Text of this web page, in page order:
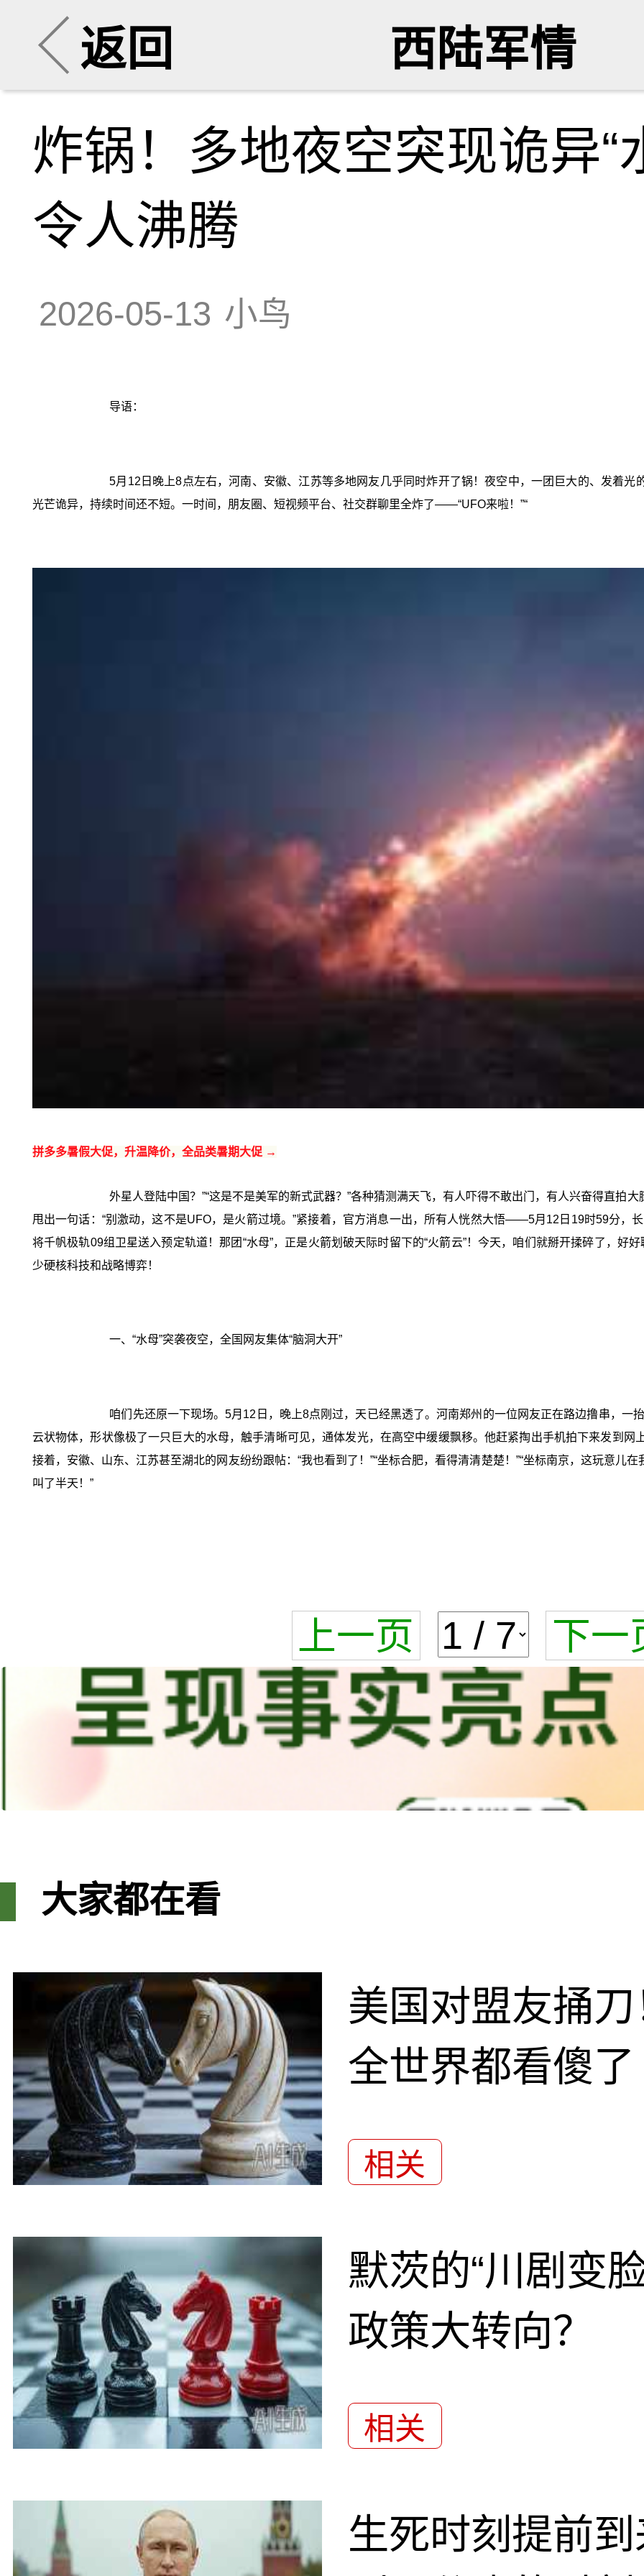
返回 西陆军情
炸锅！多地夜空突现诡异“
令人沸腾
2026-05-13 小鸟
导语：
5月12日晚上8点左右，河南、安徽、江苏等多地网友几乎同时炸开了锅！夜空中，一团巨大的、发着光
光芒诡异，持续时间还不短。一时间，朋友圈、短视频平台、社交群聊里全炸了——“UFO来啦！”“
拼多多暑假大促，升温降价，全品类暑期大促 →
外星人登陆中国？”“这是不是美军的新式武器？”各种猜测满天飞，有人吓得不敢出门，有人兴奋得直拍
甩出一句话：“别激动，这不是UFO，是火箭过境。”紧接着，官方消息一出，所有人恍然大悟——5月12日19时59分，
将千帆极轨09组卫星送入预定轨道！那团“水母”，正是火箭划破天际时留下的“火箭云”！今天，咱们就掰开揉碎了，好
少硬核科技和战略博弈！
一、“水母”突袭夜空，全国网友集体“脑洞大开”
咱们先还原一下现场。5月12日，晚上8点刚过，天已经黑透了。河南郑州的一位网友正在路边撸串，
云状物体，形状像极了一只巨大的水母，触手清晰可见，通体发光，在高空中缓缓飘移。他赶紧掏出手机拍下来发到网
接着，安徽、山东、江苏甚至湖北的网友纷纷跟帖：“我也看到了！”“坐标合肥，看得清清楚楚！”“坐标南京，这玩意儿
叫了半天！”
上一页 下一
大家都在看
美国对盟友捅
全世界都看傻了
相关
默茨的“川剧变
政策大转向？
相关
生死时刻提前